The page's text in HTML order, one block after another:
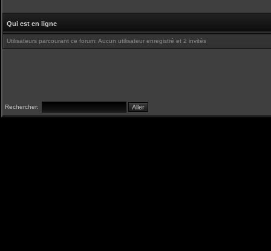
Qui est en ligne
Utilisateurs parcourant ce forum: Aucun utilisateur enregistré et 2 invités
Rechercher: